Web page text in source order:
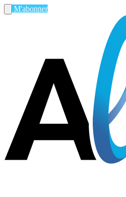
M'abonner